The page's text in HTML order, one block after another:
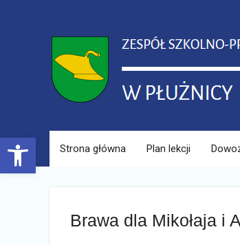
Open toolbarStrona główna Plan lekcji
Brawa dla Mikołaja i